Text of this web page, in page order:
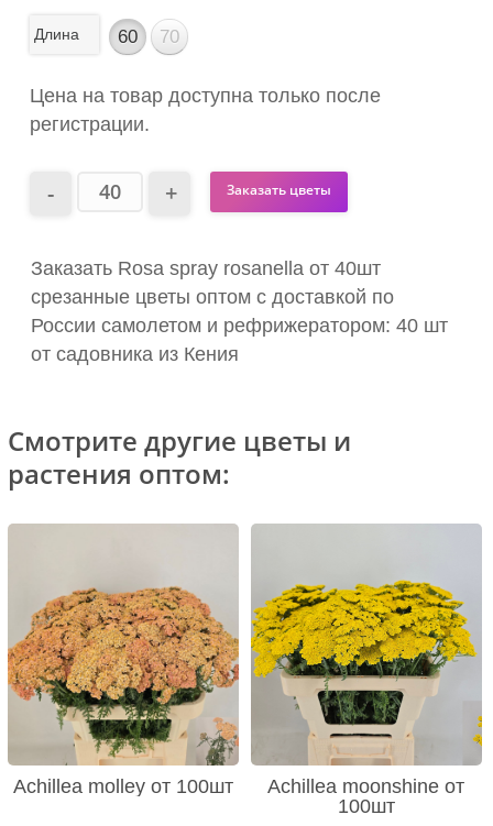
Длина 60 70
Цена на товар доступна только после
регистрации.
Заказать цветы
Заказать Rosa spray rosanella от 40шт
срезанные цветы оптом с доставкой по
России самолетом и рефрижератором: 40 шт
от садовника из Кения
Смотрите другие цветы и
растения оптом:
Achillea molley от 100шт
Achillea moonshine от
100шт